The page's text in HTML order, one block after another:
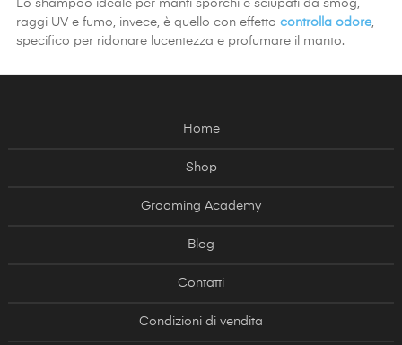
Lo shampoo ideale per manti sporchi e sciupati da smog,
raggi UV e fumo, invece, è quello con effetto controlla odore,
specifico per ridonare lucentezza e profumare il manto.
Home
Shop
Grooming Academy
Blog
Contatti
Condizioni di vendita